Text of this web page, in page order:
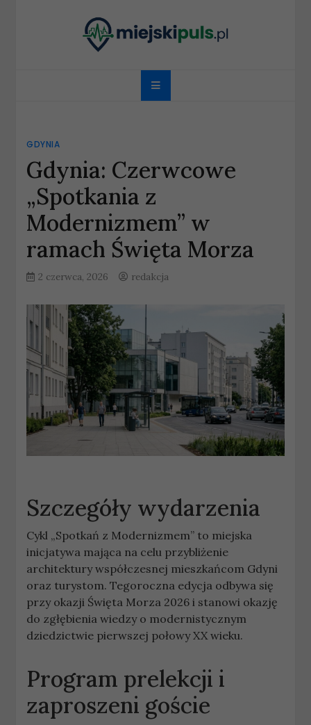
miejskipuls.pl
GDYNIA
Gdynia: Czerwcowe
„Spotkania z
Modernizmem” w
ramach Święta Morza
2 czerwca, 2026 redakcja
Szczegóły wydarzenia
Cykl „Spotkań z Modernizmem” to miejska
inicjatywa mająca na celu przybliżenie
architektury współczesnej mieszkańcom Gdyni
oraz turystom. Tegoroczna edycja odbywa się
przy okazji Święta Morza 2026 i stanowi okazję
do zgłębienia wiedzy o modernistycznym
dziedzictwie pierwszej połowy XX wieku.
Program prelekcji i
zaproszeni goście